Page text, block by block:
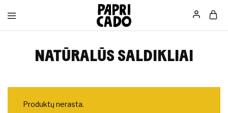
Papricado
NATŪRALŪS SALDIKLIAI
Produktų nerasta.